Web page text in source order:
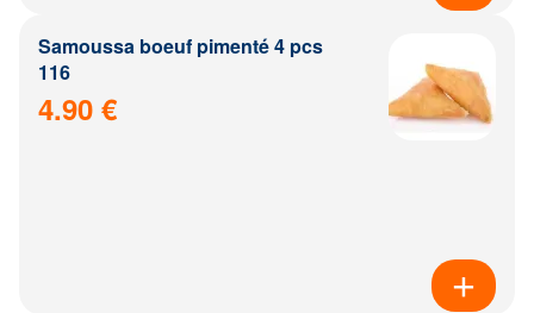
Samoussa boeuf pimenté 4 pcs
116
4.90 €